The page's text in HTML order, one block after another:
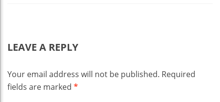
LEAVE A REPLY
Your email address will not be published. Required
fields are marked *